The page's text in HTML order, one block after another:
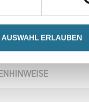
AUSWAHL ERLAUBEN